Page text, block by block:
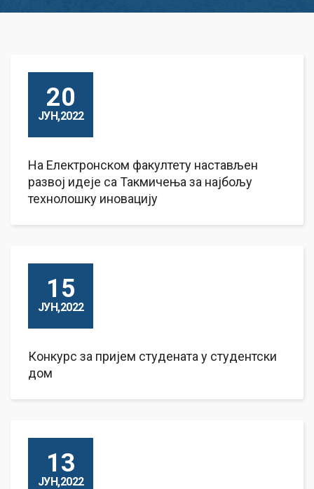
20
ЈУН,2022
На Електронском факултету настављен
развој идеје са Такмичења за најбољу
технолошку иновацију
15
ЈУН,2022
Конкурс за пријем студената у студентски
дом
13
ЈУН,2022